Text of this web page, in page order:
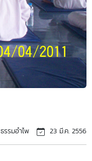
ธรรมอำไพ 23 มี.ค. 2556